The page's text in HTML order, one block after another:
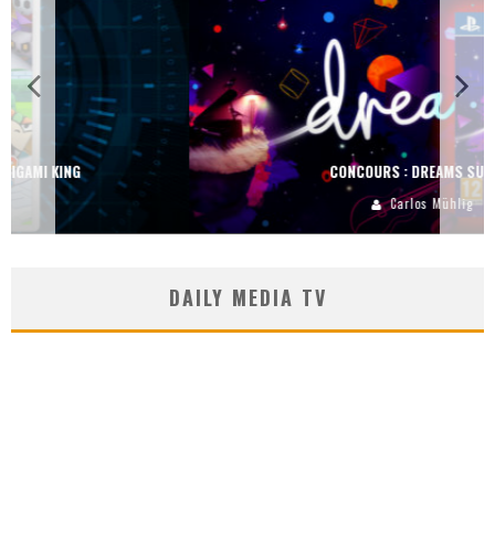
CONCOURS : DREAMS SUR PS4
Carlos Mühlig
DAILY MEDIA TV